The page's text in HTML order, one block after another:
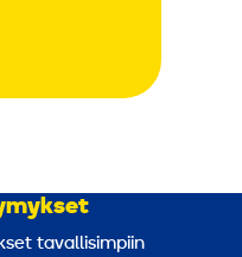
tavallisimpiin